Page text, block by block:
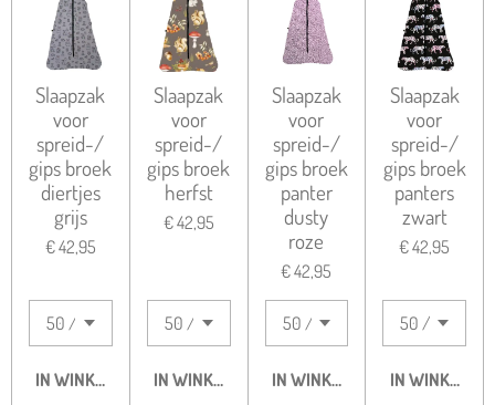
Slaapzak
voor
spreid-/
gips broek
diertjes
grijs
€ 42,95
IN WINKELWAGEN
Slaapzak
voor
spreid-/
gips broek
herfst
€ 42,95
IN WINKELWAGEN
Slaapzak
voor
spreid-/
gips broek
panter
dusty
roze
€ 42,95
IN WINKELWAGEN
Slaapzak
voor
spreid-/
gips broek
panters
zwart
€ 42,95
IN